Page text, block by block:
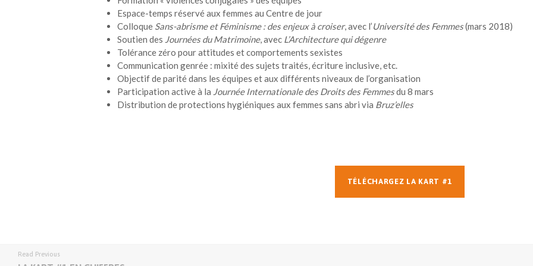
Espace-temps réservé aux femmes au Centre de jour
Colloque Sans-abrisme et Féminisme : des enjeux à croiser, avec l’Université des Femmes(mars 2018)
Soutien des Journées du Matrimoine, avec L’Architecture qui dégenre
Tolérance zéro pour attitudes et comportements sexistes
Communication genrée : mixité des sujets traités, écriture inclusive, etc.
Objectif de parité dans les équipes et aux différents niveaux de l’organisation
Participation active à la Journée Internationale des Droits des Femmesdu 8 mars
Distribution de protections hygiéniques aux femmes sans abri via Bruz’elles
TÉLÉCHARGEZ LA KART #1
Read Previous